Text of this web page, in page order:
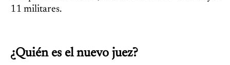
11 militares.
¿Quién es el nuevo juez?